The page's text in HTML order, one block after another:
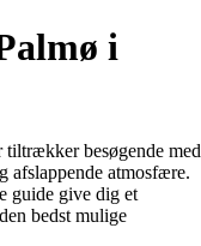
i
besøgende med
afslappende atmosfære.
guide give dig et
bedst mulige